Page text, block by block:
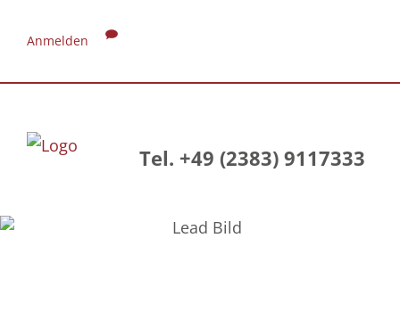
Anmelden
Tel. +49 (2383) 9117333